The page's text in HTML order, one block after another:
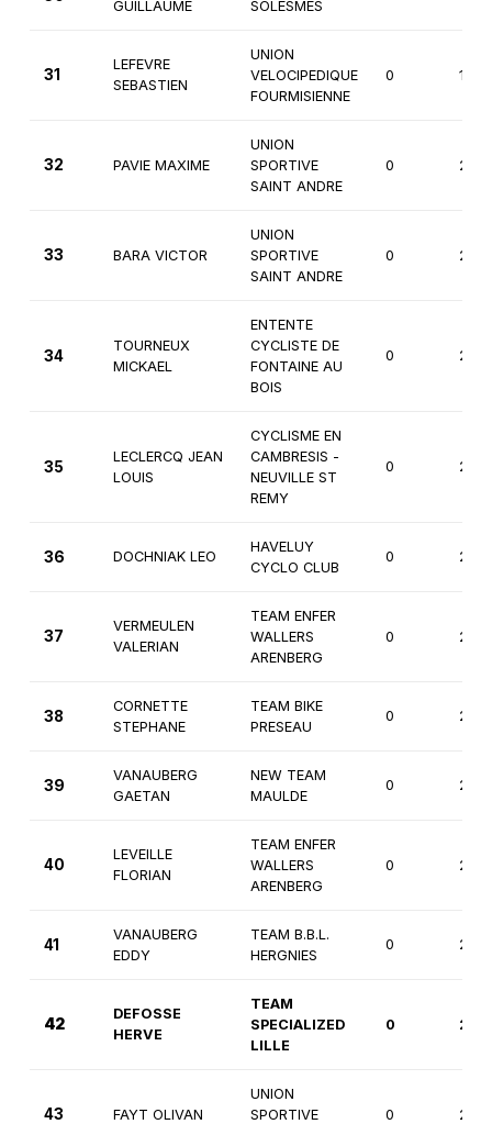
GUILLAUME SOLESMES
31
LEFEVRE
SEBASTIEN
UNION
VELOCIPEDIQUE
FOURMISIENNE
0 1ère
32 PAVIE MAXIME
UNION
SPORTIVE
SAINT ANDRE
0
33 BARA VICTOR
UNION
SPORTIVE
SAINT ANDRE
0
34
TOURNEUX
MICKAEL
ENTENTE
CYCLISTE DE
FONTAINE AU
BOIS
0
35
LECLERCQ JEAN
LOUIS
CYCLISME EN
CAMBRESIS -
NEUVILLE ST
REMY
0
36 DOCHNIAK LEO
HAVELUY
CYCLO CLUB
0
37
VERMEULEN
VALERIAN
TEAM ENFER
WALLERS
ARENBERG
0
38
CORNETTE
STEPHANE
TEAM BIKE
PRESEAU
0
39
VANAUBERG
GAETAN
NEW TEAM
MAULDE
0
40
LEVEILLE
FLORIAN
TEAM ENFER
WALLERS
ARENBERG
0
41
VANAUBERG
EDDY
TEAM B.B.L.
HERGNIES
0
42
DEFOSSE
HERVE
TEAM
SPECIALIZED
LILLE
0
43 FAYT OLIVAN
UNION
SPORTIVE
0